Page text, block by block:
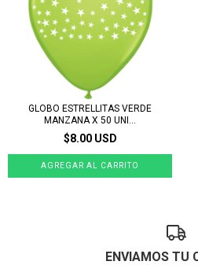
GLOBO ESTRELLITAS VERDE
MANZANA X 50 UNI...
$8.00 USD
ENVIAMOS TU